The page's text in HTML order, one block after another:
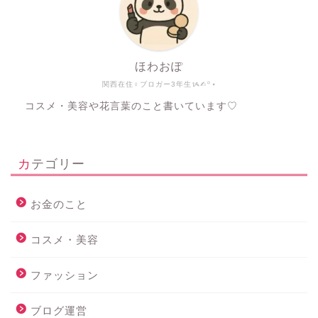
関西在住♀ブロガー3年生ᝰ✍︎꙳⋆
ほわおぽ
コスメ・美容や花言葉のこと書いています♡
カテゴリー
お金のこと
コスメ・美容
ファッション
ブログ運営